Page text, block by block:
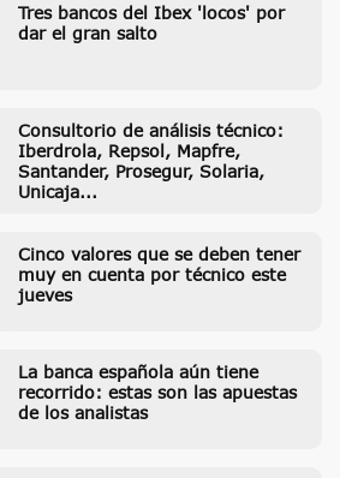
Tres bancos del Ibex 'locos' por
dar el gran salto
Consultorio de análisis técnico:
Iberdrola, Repsol, Mapfre,
Santander, Prosegur, Solaria,
Unicaja...
Cinco valores que se deben tener
muy en cuenta por técnico este
jueves
La banca española aún tiene
recorrido: estas son las apuestas
de los analistas